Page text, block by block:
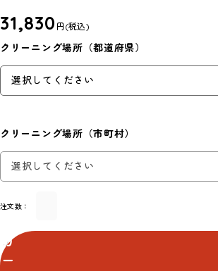
31,830 円(税込)
クリーニング場所（都道府県）
クリーニング場所（市町村）
注文数：
カ
ー